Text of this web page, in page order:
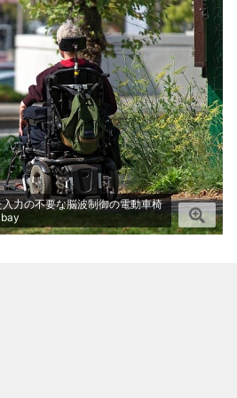
力の不要な脳波制御の電動車椅